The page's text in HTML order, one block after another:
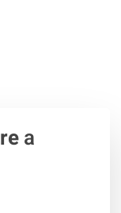
a